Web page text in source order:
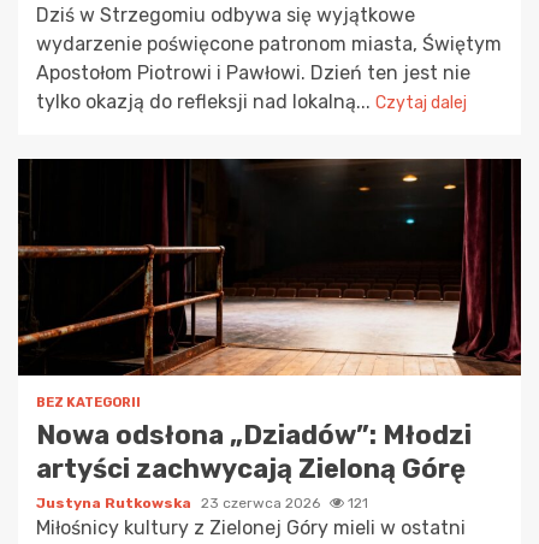
Dziś w Strzegomiu odbywa się wyjątkowe
wydarzenie poświęcone patronom miasta, Świętym
Apostołom Piotrowi i Pawłowi. Dzień ten jest nie
tylko okazją do refleksji nad lokalną... Czytaj dalej
BEZ KATEGORII
Nowa odsłona „Dziadów”: Młodzi
artyści zachwycają Zieloną Górę
Justyna Rutkowska 23 czerwca 2026 121
Miłośnicy kultury z Zielonej Góry mieli w ostatni